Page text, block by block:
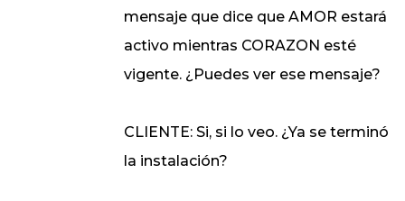
mensaje que dice que AMOR estará
activo mientras CORAZON esté
vigente. ¿Puedes ver ese mensaje?
CLIENTE: Si, si lo veo. ¿Ya se terminó
la instalación?